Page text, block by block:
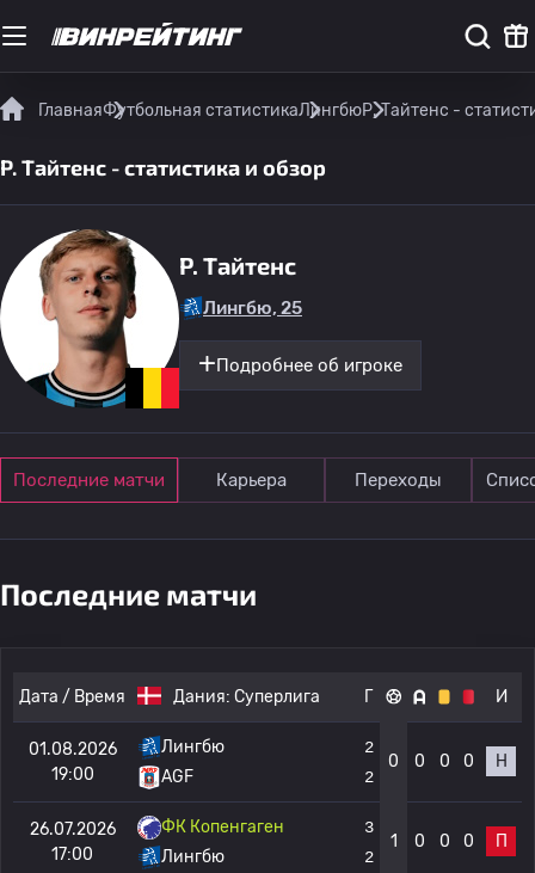
ГлавнаяФутбольная статистикаЛингбюР. Тайтенс -
Р. Тайтенс - статистика и обзор
Р. Тайтенс
Лингбю, 25
Подробнее об игроке
Последние матчи Карьера Переходы
Последние матчи
Дата / Время Дания: Суперлига Г И
01.08.2026
19:00
Лингбю
AGF
2
2
0 0 0 0 Н
26.07.2026
17:00
ФК Копенгаген
Лингбю
3
2
1 0 0 0 П